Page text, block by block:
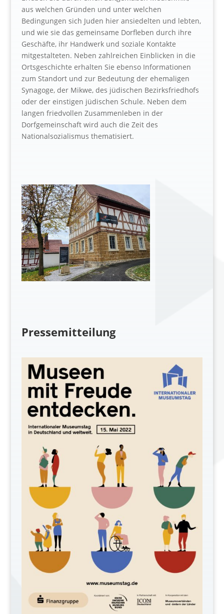
aus welchen Gründen und unter welchen
Bedingungen sich Juden hier ansiedelten und lebten,
und wie sie das gemeinsame Dorfleben durch ihre
Geschäfte, ihr Handwerk und soziale Kontakte
mitgestalteten. Neben zahlreichen Einblicken in die
Ortsgeschichte erhalten Sie ebenso Informationen
zum Standort und zur Bedeutung der ehemaligen
Synagoge, der Mikwe, des jüdischen Bezirksfriedhofs
oder der einstigen jüdischen Schule. Neben dem
langen friedvollen Zusammenleben in der
Dorfgemeinschaft wird auch die Zeit des
Nationalsozialismus thematisiert.
Pressemitteilung